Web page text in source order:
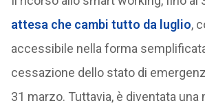
attesa che cambi tutto da luglio,
accessibile nella forma
cessazione dello stato di
31 marzo. Tuttavia, è diventata una